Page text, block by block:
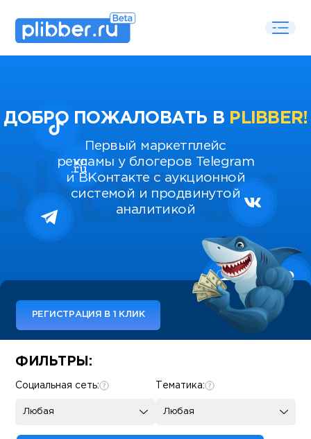
ДОБРО ПОЖАЛОВАТЬ В PLIBBER!
Первый маркетплейс
рекламы у блогеров Telegram
и ВКонтакте с аукционной
системой и продвинутой
аналитикой
РЕГИСТРАЦИЯ В 1 КЛИК
Some SEO Title
ФИЛЬТРЫ:
Тематика:
Любая
Социальная сеть:
Любая